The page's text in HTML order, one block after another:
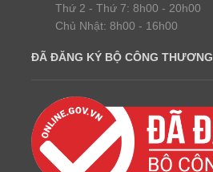
Thứ 2 - Thứ 7: 8h00 - 20h00
Chủ Nhật: 8h00 - 16h00
ĐÃ ĐĂNG KÝ BỘ CÔNG THƯƠNG